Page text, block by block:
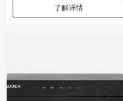
术加持，音质卓越。他能捕捉细微
了解详情